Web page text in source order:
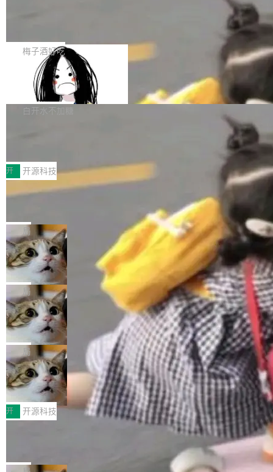
提交的编辑请求也长期处于待处理状态。 Groki
pedia 于去年底上线，定位为由人工智能生成内
容的百科平台，被马斯克视为传统众包百科网站
维基百科的替代方案。Lawfare 调查发现，无论
热门页面还是低关注度页面，均未出现近期更
是这样的：配 MessageSource 的 Bean、写 R
eloadableResourceBundleMessageSource、
声明 LocaleResolver、注册 LocaleChangeInt
erceptor…五六步之后才能看到第一行翻译文
本。 Solon 换了个方式。整个 i18n 模块围绕三
梅子酒好吃
Apache Doris 4.1 全面增强 Iceberg：
支持 UPDATE、MERGE INTO 与 Iceb
erg V3
Apache Doris 4.1 要补齐的，正是缺失的那一
半。在已有查询能力的基础上，Doris 进一步支
常维护操作，并完整支持 Iceberg V3 格式。
白开水不加糖
村国家自主创新示范区会议中心开幕。本届大会
由中关村智联软件服务业质量创新联盟主办，以
“智构可信·质创未来——AI原生时代的质量新范
式”为主题，直面AI从实验室走向规模化产业落地
的核心质量命题。会上，《2026智能研发生产力
工具选型手册》发布，Testin云测的Testin XAge
nt智能测试系统入选AI测试领域代表产品。对CI
O而言，这提示了一个转变：AI测试正在从效率
工具升级为企业的质量基础设施。 CIO面对的新
现实 过去两年，CIO们的焦虑清单上多了两项：
一是如何让大模型和智能体应用安全地从PoC走
向生产，二是如何让测试团队跟得上AI应用...
开 开源科技
让非法状态不可表示：一篇关于 ADT
有一种东西，一旦用过就回不去了。Alex Fedos
eev 管它叫"软件设计的基石"。 他说的东西不新
鲜——代数数据类型（ADT），尤其是和类型
（sum type）。但他说清楚了一件事：这不是类
型系统的学术体操，是日常编码的思维方式。 文
章从一个简单的例子切入。一个网站的深色主题
设置，如果用布尔值 + 可空字段来表示——bool
ean 表示是否可切换，nullable 的默认模式、浅
色方案、深色方案——会产生大量无意义的组
合。方案缺了、配置冲突了、全 null 了。要知道
哪些组合有效，作者说，你得靠"文档、校验、或
者部落知识"。 换个写法。Rust 的 enum，两个
变体：Switchable...
局
Cloudflare 开源内部企业 AI 平台 Clou
dflare OS
Cloudflare 发布了一个开源项目 Cloudflare O
S。如果你只看官方博客，你会觉得这是又一
个"AI 知识库 + 聊天机器人"——每个大厂都在
做，没什么新鲜的。 但 Kenton Varda 在 Twitte
r 上把事情说清楚了： 今天我们发布了 Cloudfla
re OS，一个带连接器的聊天机器人，跟其他所
有科技公司做的一样。只不过，实际上它不一
样。这是 Sandstorm.io 的重制版，我十年前的
那个创业公司。不同的是，这次它构建在 Cloudf
lare Workers 上——我花了九年时间搭建的平台
——并且深度集成了 AI。这基本上是我十年秘密
局
Deno 团队开源 Celld，可自托管的分
布式 Durable Objects
Ryan Dahl 领导的 Deno 团队推出了最新开源项
目 Celld，一个能在自己机器上运行 Cloudflare
Workers 和 Durable Objects 的守护进程。 设
计思路很直接：每个对象是一个独立的 SQLite
数据库，按名称寻址，复制到你自己的 S3 兼容
存储库里。节点之间只通过这个存储库协调——
没有控制平面，没有共识协议。每个对象自带一
个小型数据库，应用天然按分片构建，单个数据
库的竞争和爆炸半径问题在设计层面就被消除
了。 闲置的 cell 会休眠到几乎不占资源。当 cel
局
鲁大师7月新机性能/流畅/AI榜：vivo夺
性能、流畅双第一，三星Galaxy Z系列
新折叠缺席
2026年7月的手机市场，由于存储等硬件成本暴
增，手机厂商的日子也不好过啊，新机速度明显
放缓，因此硝烟味淡了许多。新机参数规格除开
Fold8 / Z Flip8）外，其余要么是中低端机器，
例如iQOO Z11i、REDMI Note 17、REDMI No
开 开源科技
Zed 编辑器团队发布了新项目——DeltaDB，一
个在 git commit 之间记录每一次编辑操作的版